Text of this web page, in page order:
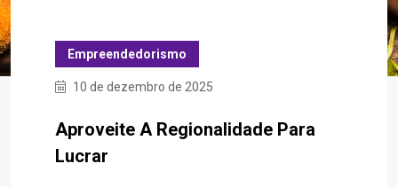
Empreendedorismo
10 de dezembro de 2025
Aproveite A Regionalidade Para
Lucrar